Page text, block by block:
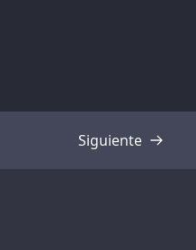
Siguiente
Transcripción